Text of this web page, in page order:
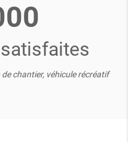
chantier, véhicule récréatif